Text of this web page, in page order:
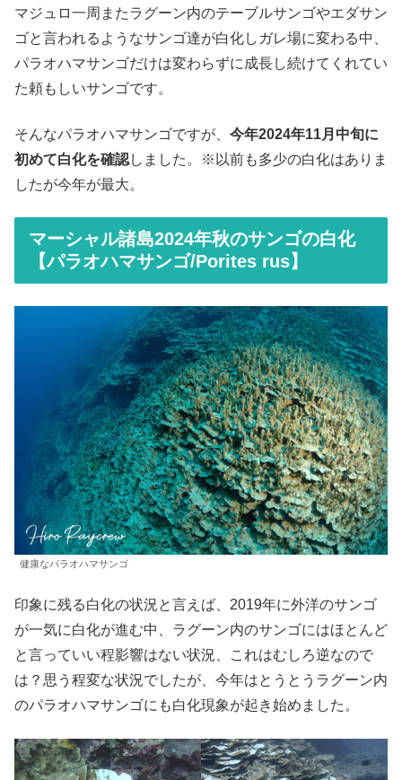
マジュロ一周またラグーン内のテーブルサンゴやエダサン
ゴと言われるようなサンゴ達が白化しガレ場に変わる中、
パラオハマサンゴだけは変わらずに成長し続けてくれてい
た頼もしいサンゴです。
そんなパラオハマサンゴですが、 今年2024年11月中旬に
初めて白化を確認しました。※以前も多少の白化はありま
したが今年が最大。
マーシャル諸島2024年秋のサンゴの白化
【パラオハマサンゴ/Porites rus】
健康なパラオハマサンゴ
印象に残る白化の状況と言えば、2019年に外洋のサンゴ
が一気に白化が進む中、ラグーン内のサンゴにはほとんど
と言っていい程影響はない状況、これはむしろ逆なので
は？思う程変な状況でしたが、今年はとうとうラグーン内
のパラオハマサンゴにも白化現象が起き始めました。